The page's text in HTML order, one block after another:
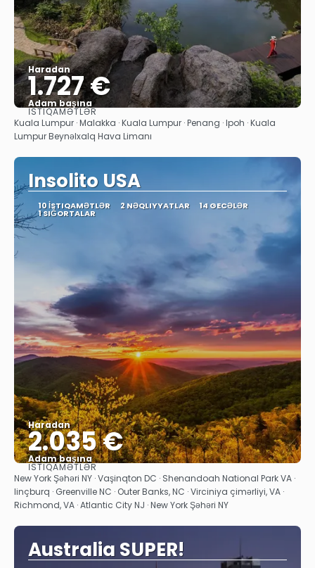
Haradan
1.727 €
Adam başına
Baxın
İSTIQAMƏTLƏR
Kuala Lumpur · Malakka · Kuala Lumpur · Penang · Ipoh · Kuala
Lumpur Beynəlxalq Hava Limanı
Insolito USA
10 İSTIQAMƏTLƏR 2 NƏQLIYYATLAR 14 GECƏLƏR
1 SIĞORTALAR
Haradan
2.035 €
Adam başına
Baxın
İSTIQAMƏTLƏR
New York Şəhəri NY · Vaşinqton DC · Shenandoah National Park VA ·
linçburq · Greenville NC · Outer Banks, NC · Virciniya çimərliyi, VA ·
Richmond, VA · Atlantic City NJ · New York Şəhəri NY
Australia SUPER!